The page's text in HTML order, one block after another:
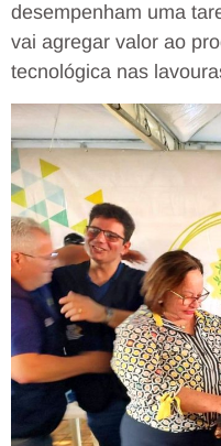
desempenham uma
vai agregar valor ao
tecnológica nas